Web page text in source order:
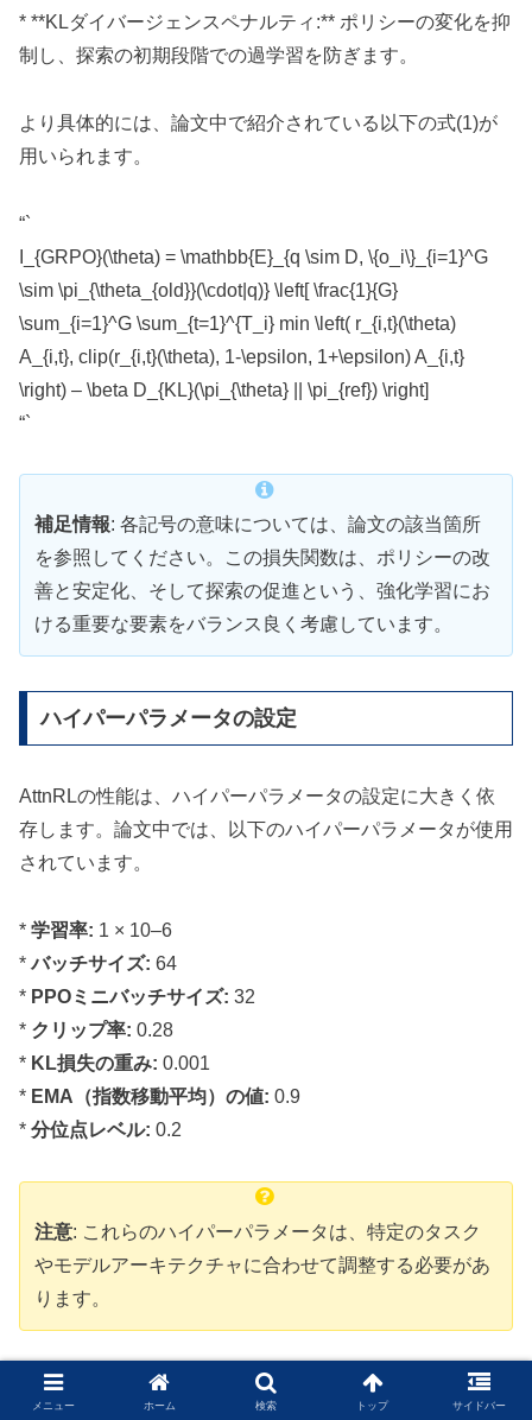
* **KLダイバージェンスペナルティ:** ポリシーの変化を抑
制し、探索の初期段階での過学習を防ぎます。
より具体的には、論文中で紹介されている以下の式(1)が
用いられます。
“`
I_{GRPO}(\theta) = \mathbb{E}_{q \sim D, \{o_i\}_{i=1}^G
\sim \pi_{\theta_{old}}(\cdot|q)} \left[ \frac{1}{G}
\sum_{i=1}^G \sum_{t=1}^{T_i} min \left( r_{i,t}(\theta)
A_{i,t}, clip(r_{i,t}(\theta), 1-\epsilon, 1+\epsilon) A_{i,t}
\right) – \beta D_{KL}(\pi_{\theta} || \pi_{ref}) \right]
“`
補足情報: 各記号の意味については、論文の該当箇所
を参照してください。この損失関数は、ポリシーの改
善と安定化、そして探索の促進という、強化学習にお
ける重要な要素をバランス良く考慮しています。
ハイパーパラメータの設定
AttnRLの性能は、ハイパーパラメータの設定に大きく依
存します。論文中では、以下のハイパーパラメータが使用
されています。
* 学習率: 1 × 10–6
*バッチサイズ: 64
* PPOミニバッチサイズ: 32
* クリップ率: 0.28
* KL損失の重み: 0.001
* EMA（指数移動平均）の値: 0.9
* 分位点レベル: 0.2
注意: これらのハイパーパラメータは、特定のタスク
やモデルアーキテクチャに合わせて調整する必要があ
ります。
実装の詳細
メニュー ホーム 検索 トップ サイドバー